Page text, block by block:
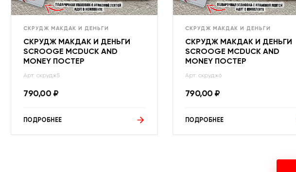
СКРУДЖ МАКДАК И ДЕНЬГИ
СКРУДЖ МАКДАК И ДЕНЬГИ
SCROOGE MCDUCK AND
MONEY ПОСТЕР
Арт: скрудж5
790,00 ₽
ПОДРОБНЕЕ
СКРУДЖ МАКДАК И ДЕНЬГИ
СКРУДЖ МАКДАК И ДЕНЬГИ
SCROOGE MCDUCK AND
MONEY ПОСТЕР
Арт: скрудж6
790,00 ₽
ПОДРОБНЕЕ